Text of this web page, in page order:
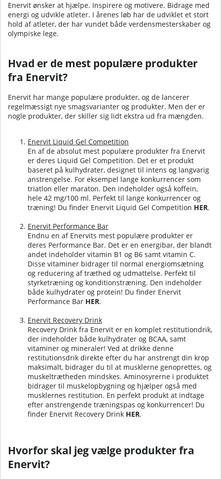
Enervit ønsker at hjælpe. Inspirere og motivere. Bidrage med
energi og udvikle atleter. I årenes løb har de udviklet et stort
hold af atleter, der har vundet både verdensmesterskaber og
olympiske lege.
Hvad er de mest populære produkter
fra Enervit?
Enervit har mange populære produkter, og de lancerer
regelmæssigt nye smagsvarianter og produkter. Men der er
nogle produkter, der skiller sig lidt ekstra ud fra mængden.
Enervit Liquid Gel Competition
En af de absolut mest populære produkter fra Enervit
er deres Liquid Gel Competition. Det er et produkt
baseret på kulhydrater, designet til intens og langvarig
anstrengelse. For eksempel lange konkurrencer som
triatlon eller maraton. Den indeholder også koffein,
hele 42 mg/100 ml. Perfekt til lange konkurrencer og
træning! Du finder Enervit Liquid Gel Competition HER.
Enervit Performance Bar
Endnu en af Enervits mest populære produkter er
deres Performance Bar. Det er en energibar, der blandt
andet indeholder vitamin B1 og B6 samt vitamin C.
Disse vitaminer bidrager til normal energiomsætning
og reducering af træthed og udmattelse. Perfekt til
styrketræning og konditionstræning. Den indeholder
både kulhydrater og protein! Du finder Enervit
Performance Bar HER.
Enervit Recovery Drink
Recovery Drink fra Enervit er en komplet restitutiondrik,
der indeholder både kulhydrater og BCAA, samt
vitaminer og mineraler! Ved at drikke denne
restitutionsdrik direkte efter du har anstrengt din krop
maksimalt, bidrager du til at musklerne genoprettes, og
muskeltrætheden mindskes. Aminosyrerne i produktet
bidrager til muskelopbygning og hjælper også med
musklernes restitution. En perfekt produkt at indtage
efter anstrengende træningspas og konkurrencer! Du
finder Enervit Recovery Drink HER.
Hvorfor skal jeg vælge produkter fra
Enervit?